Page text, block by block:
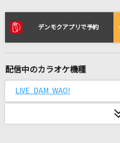
Mrs. GREEN APPLE
ヨルシカ
デンモクアプリで予約
配信中のカラオケ機種
LIVE DAM WAO!